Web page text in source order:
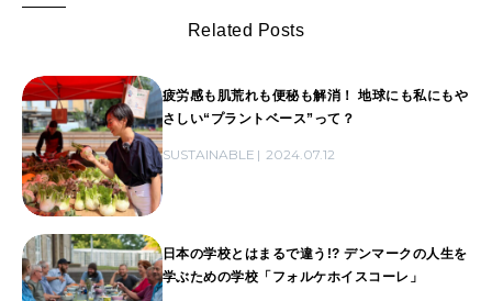
Related Posts
疲労感も肌荒れも便秘も解消！ 地球にも私にもや
さしい“プラントベース”って？
SUSTAINABLE 2024.07.12
日本の学校とはまるで違う!? デンマークの人生を
学ぶための学校「フォルケホイスコーレ」